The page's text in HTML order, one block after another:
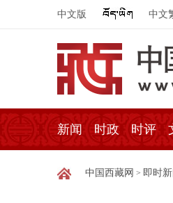
中文版 中文
新闻 时政 时评
中国西藏网 > 即时